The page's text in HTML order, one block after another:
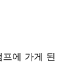
에 가게 된